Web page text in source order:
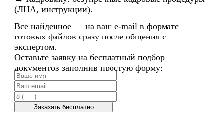
(ЛНА, инструкции).
Все найденное — на ваш e-mail в формате
готовых файлов сразу после общения с
экспертом.
Оставьте заявку на бесплатный подбор
документов заполнив простую форму:
Заказать бесплатно